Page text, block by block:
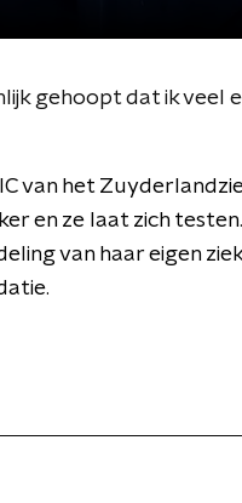
gehoopt dat ik veel
van het
en ze laat zich
van haar eigen